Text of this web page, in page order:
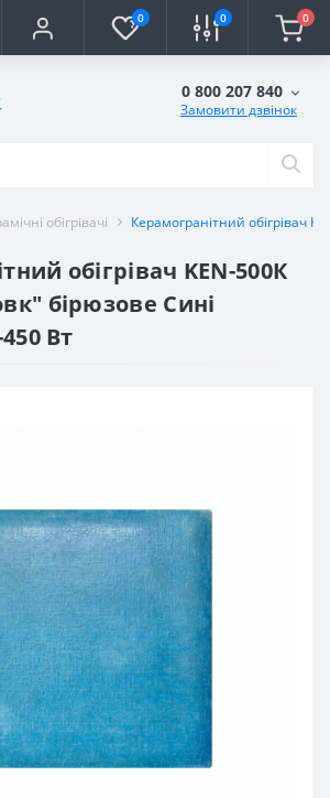
0 0 0
0 800 207 840
Замовити дзвінок
обігрівачі Керамогранітний обігрівач
обігрівач KEN-500К
бірюзове Сині
Вт